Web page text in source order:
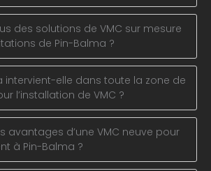
des solutions de VMC sur mesure
de Pin-Balma ?
intervient-elle dans toute la zone de
l’installation de VMC ?
avantages d’une VMC neuve pour
à Pin-Balma ?